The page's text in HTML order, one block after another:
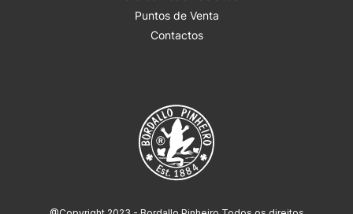
Puntos de Venta
Contactos